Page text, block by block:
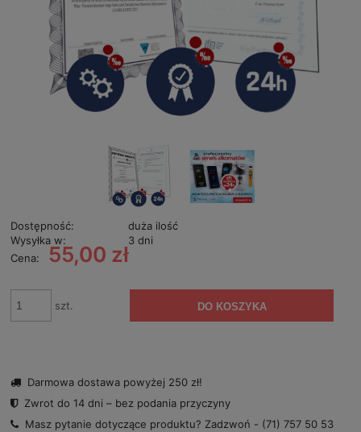
Dostępność:
duża ilość
Wysyłka w:
3 dni
Cena:
55,00 zł
szt. DO KOSZYKA
Darmowa dostawa powyżej 250 zł!
Zwrot do 14 dni – bez podania przyczyny
Masz pytanie dotyczące produktu? Zadzwoń - (71) 757 50 53